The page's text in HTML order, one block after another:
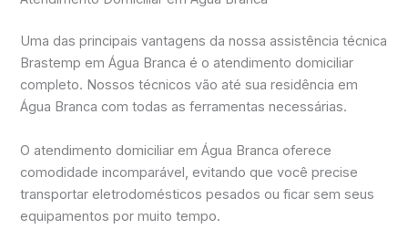
Uma das principais vantagens da nossa assistência técnica
Brastemp em Água Branca é o atendimento domiciliar
completo. Nossos técnicos vão até sua residência em
Água Branca com todas as ferramentas necessárias.
O atendimento domiciliar em Água Branca oferece
comodidade incomparável, evitando que você precise
transportar eletrodomésticos pesados ou ficar sem seus
equipamentos por muito tempo.